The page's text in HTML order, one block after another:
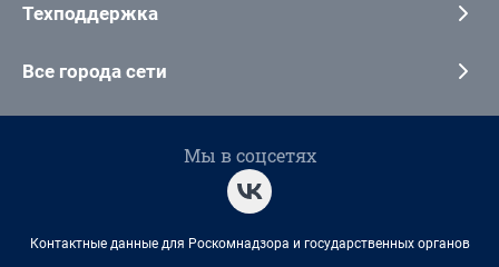
Техподдержка
Все города сети
Мы в соцсетях
Контактные данные для Роскомнадзора и государственных органов